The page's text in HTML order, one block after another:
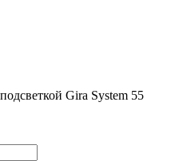
Gira System 55